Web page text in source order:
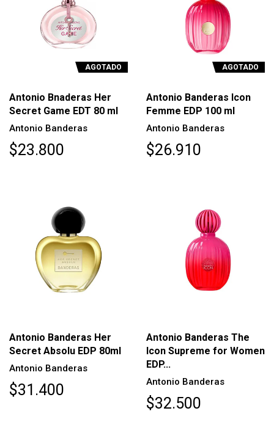
AGOTADO
Antonio Bnaderas Her
Secret Game EDT 80 ml
Antonio Banderas
$23.800
AGOTADO
Antonio Banderas Icon
Femme EDP 100 ml
Antonio Banderas
$26.910
Antonio Banderas Her
Secret Absolu EDP 80ml
Antonio Banderas
$31.400
Antonio Banderas The
Icon Supreme for Women
EDP...
Antonio Banderas
$32.500